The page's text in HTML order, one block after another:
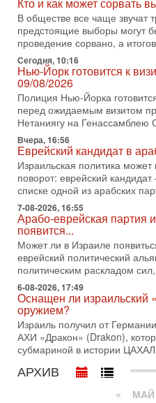
Выборы в Израиле в
спецотдел
В этом выпуске мы
тем израильской политики.
Служба общей
3-08-2026, 08:32
Трамп и Иран:
03/08/2026
Президент США Дональд
переговоров с Ираном, но
готовность к диалогу. По
2-08-2026, 08:42
Трамп отменил удар по
02/08/2026
Президент США Дональд
подготовленного удара по
Тегерана и других стран
1-08-2026, 17:50
«Русский голос» Израиля:
раз?
Голоса русскоязычных
меняли политический
вспомнить взлет партии
31-07-2026, 17:00
Тайны закрытых дверей:
молчат Трамп и
Недавний визит премьер-
оставили больше вопросов,
В обществе все чаще звучат
предстоящие выборы могут
проведение сорвано, а
Сегодня, 10:16
Нью-Йорк готовится к
09/08/2026
Полиция Нью-Йорка
перед ожидаемым визитом
Нетаниягу на
Вчера, 16:56
Еврейский кандидат в
Израильская политика
поворот: еврейский
списке одной из арабских
7-08-2026, 16:55
Арабо-еврейская партия
появится...
Может ли в Израиле
еврейский политический
политическим раскладом
6-08-2026, 17:49
Оснащен ли израильский
оружием?
Израиль получил от
АХИ «Дракон» (Drakon),
субмариной в истории
АРХИВ
« МАЙ